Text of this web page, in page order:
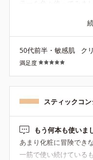
のでシミ以外にもクマ
も使えますよ。
50代前半・敏感肌 ク
満足度
スティックコ
もう何本も使いま
あまり化粧に冒険でき
一筋で使い続けている